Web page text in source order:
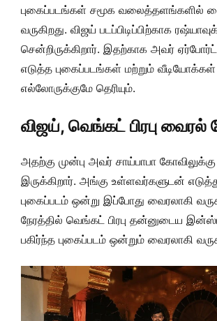
புகைப்படங்கள் சமூக வலைத்தளங்களில்
வருகிறது. விஜய் படப்பிடிப்பிற்காக
சென்றிருக்கிறார். இதற்காக அவர்
எடுத்த புகைப்படங்கள் மற்றும்
எல்லோருக்குமே தெரியும்.
விஜய், வெங்கட் பிரபு
அதற்கு முன்பு அவர் சாய்பாபா
இருக்கிறார். அங்கு உள்ளவர்களுடன்
புகைப்படம் ஒன்று இப்போது வைரலாகி
நேரத்தில் வெங்கட் பிரபு தன்னுடைய
பகிர்ந்த புகைப்படம் ஒன்றும் வைரலாகி